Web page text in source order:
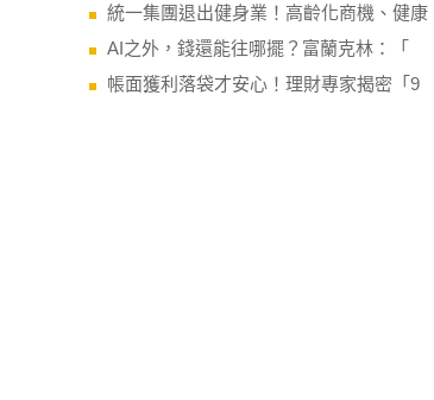
統一集團退出健身業！高齡化商機、健康
AI之外，錢還能往哪擺？富蘭克林：「
帳面獲利落袋才安心！理財專家揭密「9